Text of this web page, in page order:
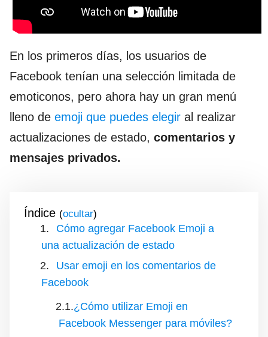
En los primeros días, los usuarios de
Facebook tenían una selección limitada de
emoticonos, pero ahora hay un gran menú
lleno de emoji que puedes elegir al realizar
actualizaciones de estado, comentarios y
mensajes privados.
Índice ( )
Cómo agregar Facebook Emoji a
una actualización de estado
Usar emoji en los comentarios de
Facebook
¿Cómo utilizar Emoji en
Facebook Messenger para móviles?